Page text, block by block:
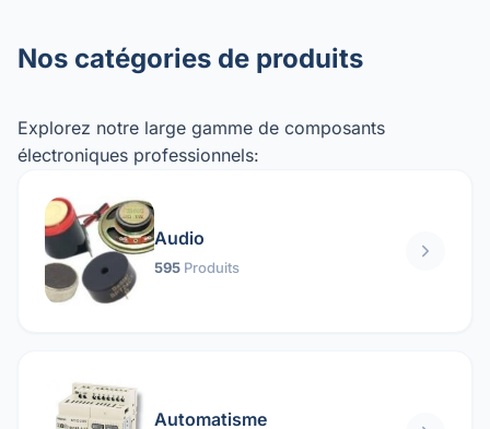
Nos catégories de produits
Explorez notre large gamme de composants
électroniques professionnels:
Audio
595 Produits
Automatisme